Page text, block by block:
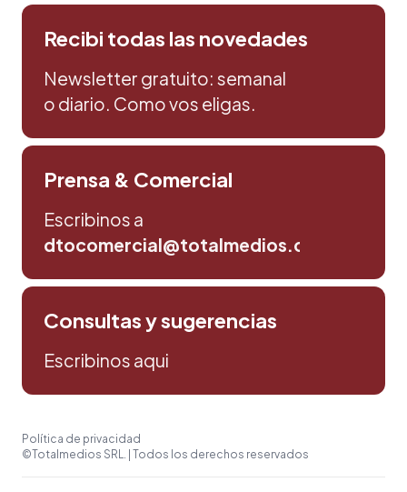
Recibi todas las novedades
Newsletter gratuito: semanal
o diario. Como vos eligas.
Prensa & Comercial
Escribinos a
dtocomercial@totalmedios.com
Consultas y sugerencias
Escribinos aqui
Política de privacidad
©Totalmedios SRL. | Todos los derechos reservados